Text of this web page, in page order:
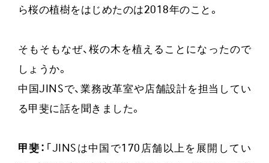
ら桜の植樹をはじめたのは2018年のこと。
そもそもなぜ、桜の木を植えることになったので
しょうか。
中国JINSで、業務改革室や店舗設計を担当してい
る甲斐に話を聞きました。
甲斐： 「JINSは中国で170店舗以上を展開してい